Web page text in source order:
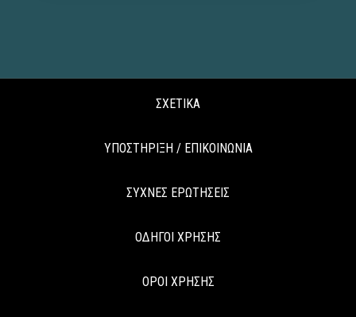
ΣΧΕΤΙΚΑ
ΥΠΟΣΤΗΡΙΞΗ / ΕΠΙΚΟΙΝΩΝΙΑ
ΣΥΧΝΕΣ ΕΡΩΤΗΣΕΙΣ
ΟΔΗΓΟΙ ΧΡΗΣΗΣ
ΟΡΟΙ ΧΡΗΣΗΣ